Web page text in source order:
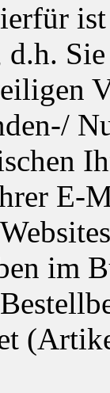
E-
im